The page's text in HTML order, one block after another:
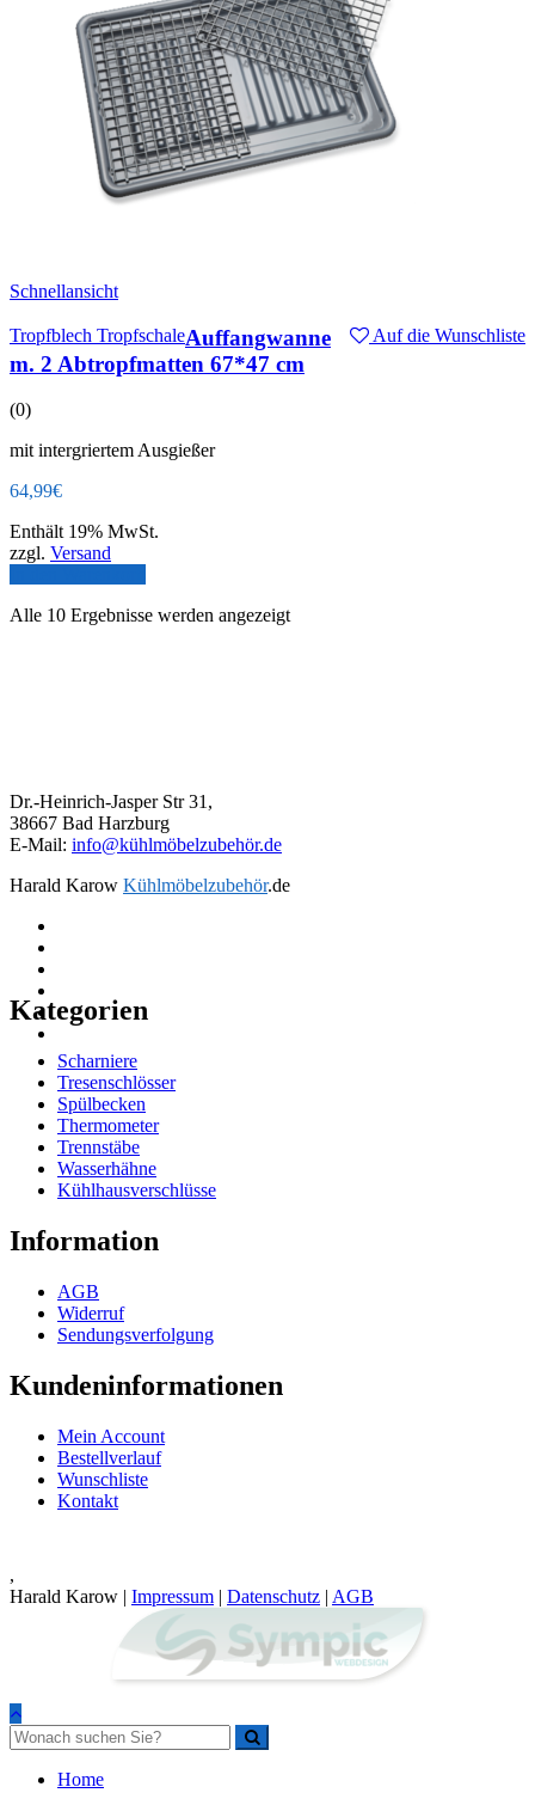
Schnellansicht
Tropfblech Tropfschale Auf die Wunschliste
Auffangwanne
m. 2 Abtropfmatten 67*47 cm
(0)
mit intergriertem Ausgießer
64,99€
Enthält 19% MwSt.
zzgl. Versand
Alle 10 Ergebnisse werden angezeigt
Dr.-Heinrich-Jasper Str 31,
38667 Bad Harzburg
E-Mail: info@kühlmöbelzubehör.de
Harald Karow Kühlmöbelzubehör.de
Kategorien
Scharniere
Tresenschlösser
Spülbecken
Thermometer
Trennstäbe
Wasserhähne
Kühlhausverschlüsse
Information
AGB
Widerruf
Sendungsverfolgung
Kundeninformationen
Mein Account
Bestellverlauf
Wunschliste
Kontakt
,
Harald Karow | Impressum | Datenschutz | AGB
Home